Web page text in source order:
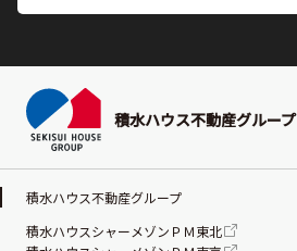
積水ハウス不動産グループ
積水ハウス不動産グループ
積水ハウスシャーメゾンＰＭ東北